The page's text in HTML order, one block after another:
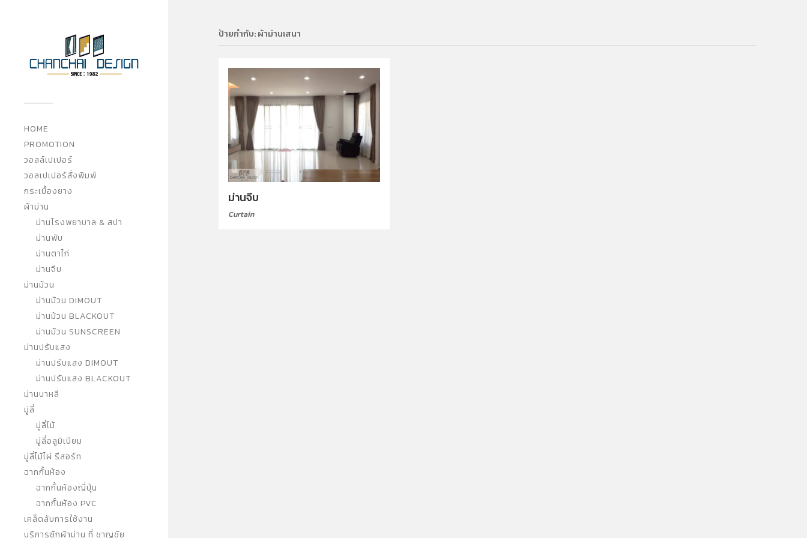
HOME
PROMOTION
วอลล์เปเปอร์
วอลเปเปอร์สั่งพิมพ์
กระเบื้องยาง
ผ้าม่าน
ม่านโรงพยาบาล & สปา
ม่านพับ
ม่านตาไก่
ม่านจีบ
ม่านม้วน
ม่านม้วน DIMOUT
ม่านม้วน BLACKOUT
ม่านม้วน SUNSCREEN
ม่านปรับแสง
ม่านปรับแสง DIMOUT
ม่านปรับแสง BLACKOUT
ม่านบาหลี
มู่ลี่
มู่ลี่ไม้
มู่ลี่อลูมิเนียม
มู่ลี่ไม้ไผ่ รีสอร์ท
ฉากกั้นห้อง
ฉากกั้นห้องญี่ปุ่น
ฉากกั้นห้อง PVC
เคล็ดลับการใช้งาน
บริการซักผ้าม่าน ที่ ชาญชัย
ป้ายกำกับ:ผ้าม่านเสนา
ม่านจีบ
Curtain